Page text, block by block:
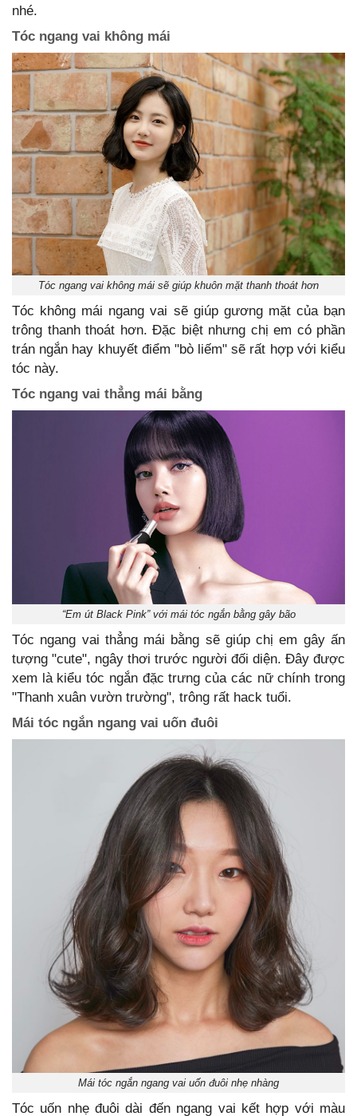
nhé.
Tóc ngang vai không mái
Tóc ngang vai không mái sẽ giúp khuôn mặt thanh thoát hơn
Tóc không mái ngang vai sẽ giúp gương mặt của bạn
trông thanh thoát hơn. Đặc biệt nhưng chị em có phần
trán ngắn hay khuyết điểm "bò liếm" sẽ rất hợp với kiểu
tóc này.
Tóc ngang vai thẳng mái bằng
“Em út Black Pink” với mái tóc ngắn bằng gây bão
Tóc ngang vai thẳng mái bằng sẽ giúp chị em gây ấn
tượng "cute", ngây thơi trước người đối diện. Đây được
xem là kiểu tóc ngắn đặc trưng của các nữ chính trong
"Thanh xuân vườn trường", trông rất hack tuổi.
Mái tóc ngắn ngang vai uốn đuôi
Mái tóc ngắn ngang vai uốn đuôi nhẹ nhàng
Tóc uốn nhẹ đuôi dài đến ngang vai kết hợp với màu